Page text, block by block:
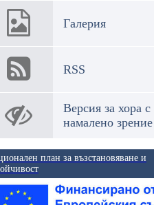
Галерия
RSS
Версия за хора с
намалено зрение
план за възстановяване и